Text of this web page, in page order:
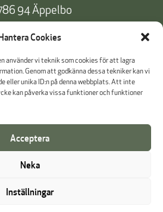
Cookies
använder vi teknik som cookies för att lagra
Genom att godkänna dessa tekniker kan vi
eller unika ID:n på denna webbplats. Att inte
kan påverka vissa funktioner och funktioner
Acceptera
Neka
Inställningar
94 Äppelbo